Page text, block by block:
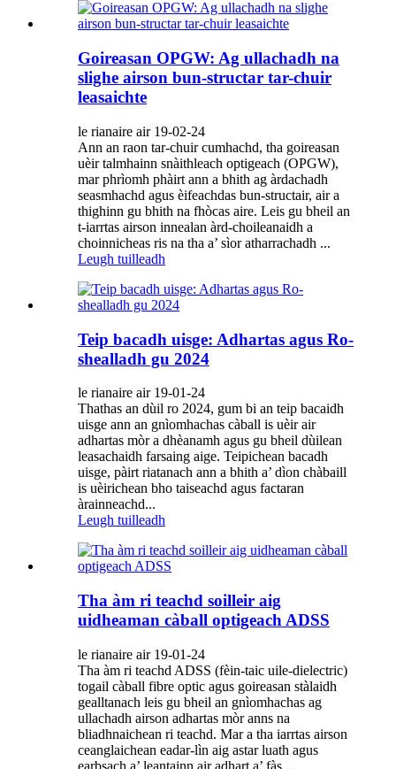
Goireasan OPGW: Ag ullachadh na
slighe airson bun-structar tar-chuir
leasaichte
le rianaire air 19-02-24
Ann an raon tar-chuir cumhachd, tha goireasan
uèir talmhainn snàithleach optigeach (OPGW),
mar phrìomh phàirt ann a bhith ag àrdachadh
seasmhachd agus èifeachdas bun-structair, air a
thighinn gu bhith na fhòcas aire. Leis gu bheil an
t-iarrtas airson innealan àrd-choileanaidh a
choinnicheas ris na tha a’ sìor atharrachadh ...
Leugh tuilleadh
Teip bacadh uisge: Adhartas agus Ro-
shealladh gu 2024
le rianaire air 19-01-24
Thathas an dùil ro 2024, gum bi an teip bacaidh
uisge ann an gnìomhachas càball is uèir air
adhartas mòr a dhèanamh agus gu bheil dùilean
leasachaidh farsaing aige. Teipichean bacadh
uisge, pàirt riatanach ann a bhith a’ dìon chàbaill
is uèirichean bho taiseachd agus factaran
àrainneachd...
Leugh tuilleadh
Tha àm ri teachd soilleir aig
uidheaman càball optigeach ADSS
le rianaire air 19-01-24
Tha àm ri teachd ADSS (fèin-taic uile-dielectric)
togail càball fibre optic agus goireasan stàlaidh
gealltanach leis gu bheil an gnìomhachas ag
ullachadh airson adhartas mòr anns na
bliadhnaichean ri teachd. Mar a tha iarrtas airson
ceanglaichean eadar-lìn aig astar luath agus
earbsach a’ leantainn air adhart a’ fàs...